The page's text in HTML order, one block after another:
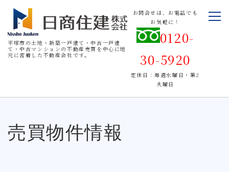
平塚市の土地・新築一戸建て・中古一戸建
て・中古マンションの不動産売買を中心に地
元に密着した不動産会社です。
お問合せは、お電話でも
お気軽に！
0120-
30-5920
定休日：毎週水曜日・第2
火曜日
売買物件情報